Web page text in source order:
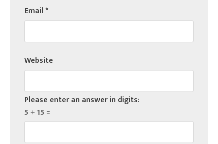
Email*
Website
Please enter an answer in digits:
5 + 15 =